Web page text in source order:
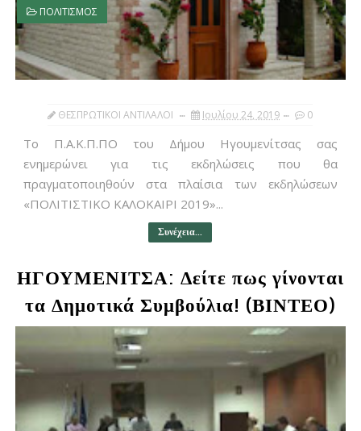
ΠΟΛΙΤΙΣΜΟΣ
ΘΕΣΠΡΩΤΙΚΟΙ ΑΝΤΙΛΑΛΟΙ Ιουλίου 24, 2019 0
Το Π.Α.Κ.Π.ΠΟ του Δήμου Ηγουμενίτσας σας
ενημερώνει για τις εκδηλώσεις που θα
πραγματοποιηθούν στα πλαίσια των εκδηλώσεων
«ΠΟΛΙΤΙΣΤΙΚΟ ΚΑΛΟΚΑΙΡΙ 2019»...
Συνέχεια...
ΗΓΟΥΜΕΝΙΤΣΑ: Δείτε πως γίνονται
τα Δημοτικά Συμβούλια! (ΒΙΝΤΕΟ)